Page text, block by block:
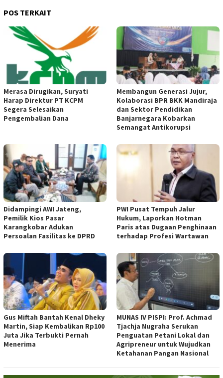
POS TERKAIT
Merasa Dirugikan, Suryati
Harap Direktur PT KCPM
Segera Selesaikan
Pengembalian Dana
Membangun Generasi Jujur,
Kolaborasi BPR BKK Mandiraja
dan Sektor Pendidikan
Banjarnegara Kobarkan
Semangat Antikorupsi
Didampingi AWI Jateng,
Pemilik Kios Pasar
Karangkobar Adukan
Persoalan Fasilitas ke DPRD
PWI Pusat Tempuh Jalur
Hukum, Laporkan Hotman
Paris atas Dugaan Penghinaan
terhadap Profesi Wartawan
Gus Miftah Bantah Kenal Dheky
Martin, Siap Kembalikan Rp100
Juta Jika Terbukti Pernah
Menerima
MUNAS IV PISPI: Prof. Achmad
Tjachja Nugraha Serukan
Penguatan Petani Lokal dan
Agripreneur untuk Wujudkan
Ketahanan Pangan Nasional